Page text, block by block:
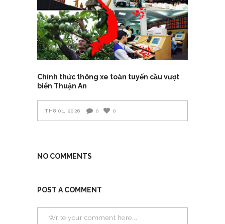
Chính thức thông xe toàn tuyến cầu vượt
biển Thuận An
TH8 01, 2026 0 0
NO COMMENTS
POST A COMMENT